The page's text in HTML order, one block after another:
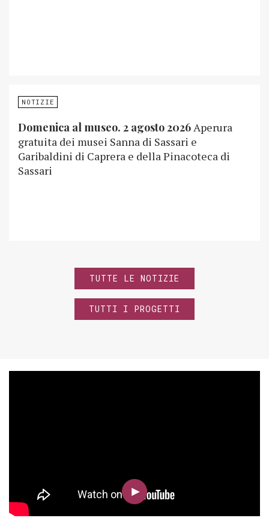
NOTIZIE
Domenica al museo. 2 agosto 2026Aperura
gratuita dei musei Sanna di Sassari e
Garibaldini di Caprera e della Pinacoteca di
Sassari
TUTTE LE NOTIZIE
TUTTI I PROGETTI